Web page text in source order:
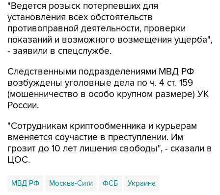
"Ведется розыск потерпевших для
установления всех обстоятельств
противоправной деятельности, проверки
показаний и возможного возмещения ущерба",
- заявили в спецслужбе.
Следственными подразделениями МВД РФ
возбуждены уголовные дела по ч. 4 ст. 159
(мошенничество в особо крупном размере) УК
России.
"Сотрудникам криптообменника и курьерам
вменяется соучастие в преступлении. Им
грозит до 10 лет лишения свободы", - сказали в
ЦОС.
МВД РФ Москва-Сити ФСБ Украина